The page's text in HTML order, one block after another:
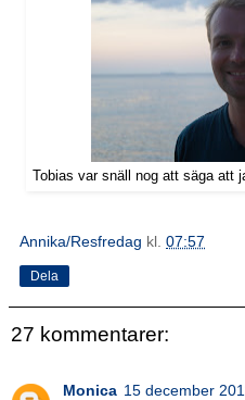
Tobias var snäll nog att säga att
Annika/Resfredag kl. 07:57
Dela
27 kommentarer:
Monica 15 december